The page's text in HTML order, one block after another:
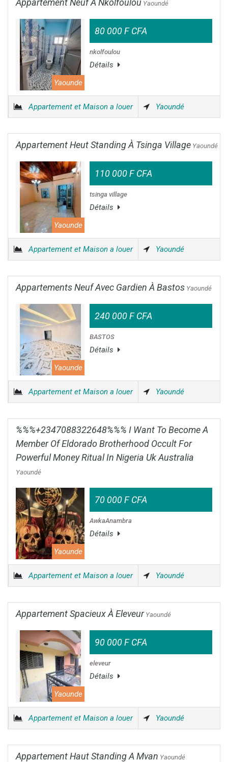
Yaoundé
Yaounde
80 000 F CFA
nkolfoulou
Détails
Appartement et Maison a louer Yaoundé
Appartement Heut Standing À Tsinga Village Yaoundé
Yaounde
110 000 F CFA
tsinga village
Détails
Appartement et Maison a louer Yaoundé
Appartements Neuf Avec Gardien À Bastos Yaoundé
Yaounde
240 000 F CFA
BASTOS
Détails
Appartement et Maison a louer Yaoundé
%%%+2347088322648%%% I Want To Become A
Member Of Eldorado Brotherhood Occult For
Powerful Money Ritual In Nigeria Uk Australia
Yaoundé
Yaounde
70 000 F CFA
AwkaAnambra
Détails
Appartement et Maison a louer Yaoundé
Appartement Spacieux À EleveurYaoundé
Yaounde
90 000 F CFA
eleveur
Détails
Appartement et Maison a louer Yaoundé
Appartement Haut Standing A Mvan Yaoundé